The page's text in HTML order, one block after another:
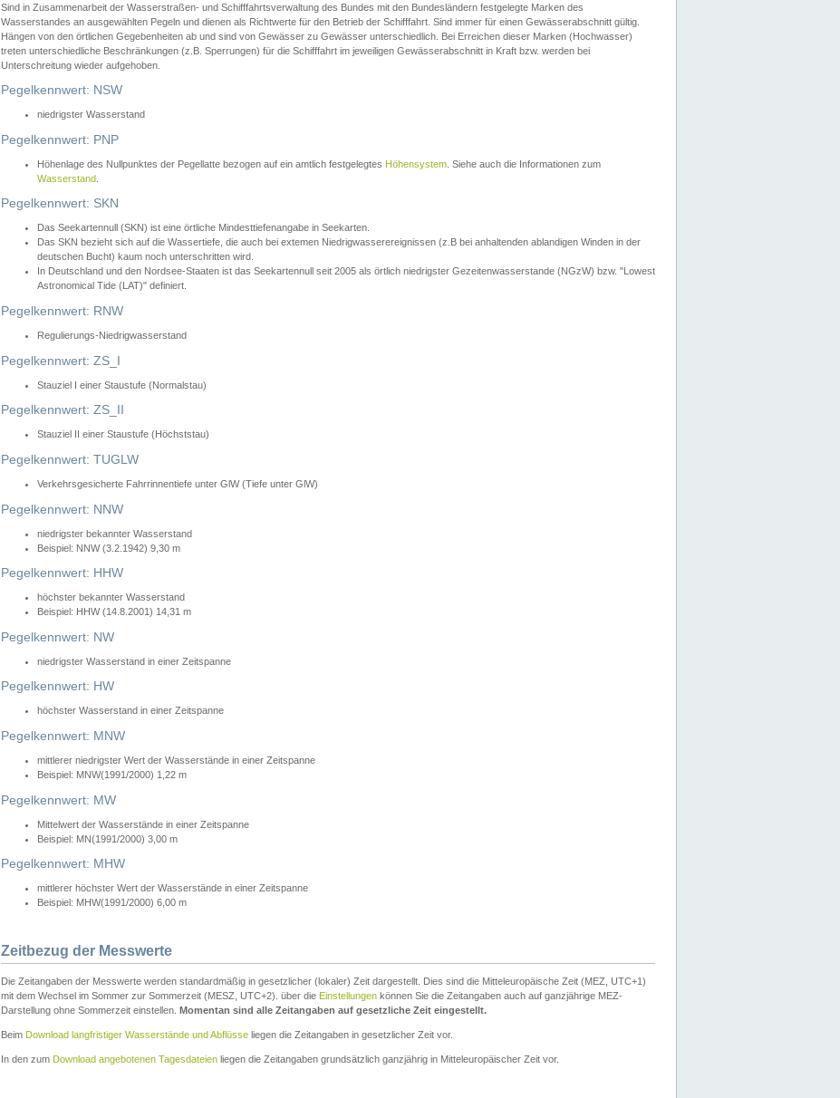
Sind in Zusammenarbeit der Wasserstraßen- und Schifffahrtsverwaltung des Bundes mit den Bundesländern festgelegte Marken des
Wasserstandes an ausgewählten Pegeln und dienen als Richtwerte für den Betrieb der Schifffahrt. Sind immer für einen Gewässerabschnitt gültig.
Hängen von den örtlichen Gegebenheiten ab und sind von Gewässer zu Gewässer unterschiedlich. Bei Erreichen dieser Marken (Hochwasser)
treten unterschiedliche Beschränkungen (z.B. Sperrungen) für die Schifffahrt im jeweiligen Gewässerabschnitt in Kraft bzw. werden bei
Unterschreitung wieder aufgehoben.
Pegelkennwert: NSW
niedrigster Wasserstand
Pegelkennwert: PNP
Höhenlage des Nullpunktes der Pegellatte bezogen auf ein amtlich festgelegtes Höhensystem . Siehe auch die Informationen zum
Wasserstand
Pegelkennwert: SKN
Das Seekartennull (SKN) ist eine örtliche Mindesttiefenangabe in Seekarten.
Das SKN bezieht sich auf die Wassertiefe, die auch bei extemen Niedrigwasserereignissen (z.B bei anhaltenden ablandigen Winden in der
deutschen Bucht) kaum noch unterschritten wird.
In Deutschland und den Nordsee-Staaten ist das Seekartennull seit 2005 als örtlich niedrigster Gezeitenwasserstande (NGzW) bzw. "Lowest
Astronomical Tide (LAT)" definiert.
Pegelkennwert: RNW
Regulierungs-Niedrigwasserstand
Pegelkennwert: ZS_I
Stauziel I einer Staustufe (Normalstau)
Pegelkennwert: ZS_II
Stauziel II einer Staustufe (Höchststau)
Pegelkennwert: TUGLW
Verkehrsgesicherte Fahrrinnentiefe unter GlW (Tiefe unter GlW)
Pegelkennwert: NNW
niedrigster bekannter Wasserstand
Beispiel: NNW (3.2.1942) 9,30 m
Pegelkennwert: HHW
höchster bekannter Wasserstand
Beispiel: HHW (14.8.2001) 14,31 m
Pegelkennwert: NW
niedrigster Wasserstand in einer Zeitspanne
Pegelkennwert: HW
höchster Wasserstand in einer Zeitspanne
Pegelkennwert: MNW
mittlerer niedrigster Wert der Wasserstände in einer Zeitspanne
Beispiel: MNW(1991/2000) 1,22 m
Pegelkennwert: MW
Mittelwert der Wasserstände in einer Zeitspanne
Beispiel: MN(1991/2000) 3,00 m
Pegelkennwert: MHW
mittlerer höchster Wert der Wasserstände in einer Zeitspanne
Beispiel: MHW(1991/2000) 6,00 m
Zeitbezug der Messwerte
Die Zeitangaben der Messwerte werden standardmäßig in gesetzlicher (lokaler) Zeit dargestellt. Dies sind die Mitteleuropäische Zeit (MEZ, UTC+1)
mit dem Wechsel im Sommer zur Sommerzeit (MESZ, UTC+2). über die Einstellungen können Sie die Zeitangaben auch auf ganzjährige MEZ-
Darstellung ohne Sommerzeit einstellen. Momentan sind alle Zeitangaben auf gesetzliche Zeit eingestellt.
Beim Download langfristiger Wasserstände und Abflüsse liegen die Zeitangaben in gesetzlicher Zeit vor.
In den zum Download angebotenen Tagesdateien liegen die Zeitangaben grundsätzlich ganzjährig in Mitteleuropäischer Zeit vor.